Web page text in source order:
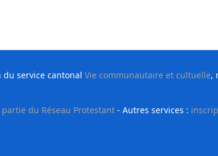
service cantonal Vie communautaire et cultuelle,
du Réseau Protestant - Autres services :